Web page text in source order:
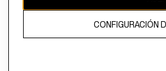
CONFIGURACIÓN